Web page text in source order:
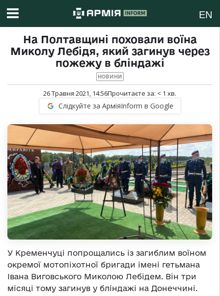
EN
На Полтавщині поховали воїна
Миколу Лебідя, який загинув через
пожежу в бліндажі
НОВИНИ
26 Травня 2021, 14:56Прочитаєте за: < 1 хв.
Слідкуйте за АрміяInform в Google
У Кременчуці попрощались із загиблим воїном
окремої мотопіхотної бригади імені гетьмана
Івана Виговського Миколою Лебідем. Він три
місяці тому загинув у бліндажі на Донеччині.